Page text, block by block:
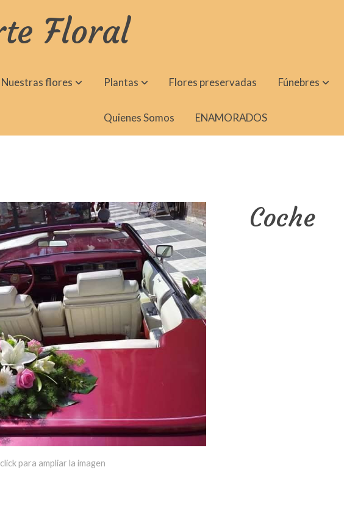
Floral
Nuestras flores Plantas Flores preservadas Fúnebres
Quienes Somos ENAMORADOS
para ampliar la imagen
Coche